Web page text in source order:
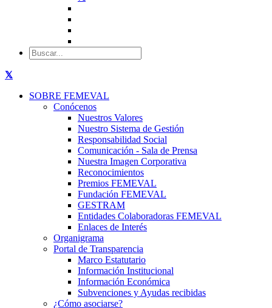
SOBRE FEMEVAL
Conócenos
Nuestros Valores
Nuestro Sistema de Gestión
Responsabilidad Social
Comunicación - Sala de Prensa
Nuestra Imagen Corporativa
Reconocimientos
Premios FEMEVAL
Fundación FEMEVAL
GESTRAM
Entidades Colaboradoras FEMEVAL
Enlaces de Interés
Organigrama
Portal de Transparencia
Marco Estatutario
Información Institucional
Información Económica
Subvenciones y Ayudas recibidas
¿Cómo asociarse?